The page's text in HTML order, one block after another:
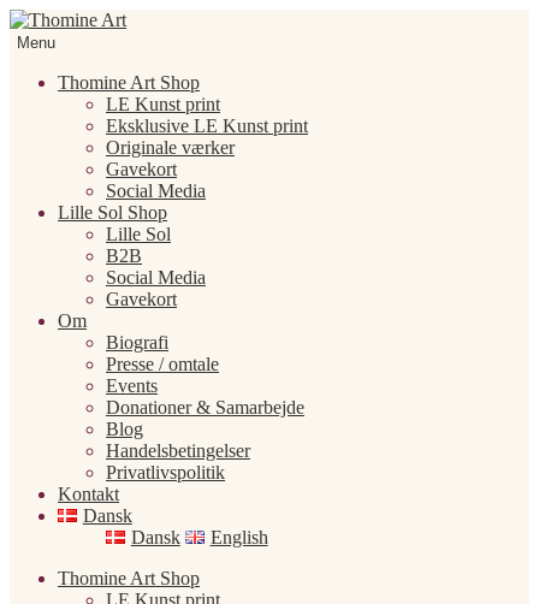
Spring
til
Spring
tilMenu
Thomine Art Shop
LE Kunst print
Eksklusive LE Kunst print
Originale værker
Gavekort
Social Media
Lille Sol Shop
Lille Sol
B2B
Social Media
Gavekort
Om
Biografi
Presse / omtale
Events
Donationer & Samarbejde
Blog
Handelsbetingelser
Privatlivspolitik
Kontakt
Dansk
Dansk
English
Thomine Art Shop
LE Kunst print